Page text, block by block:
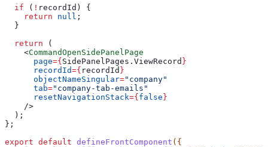
  if
( ! recordId ) {
    return
null ;
  }
  return
(
    <
CommandOpenSidePanelPage
      page
={ SidePanelPages . ViewRecord }
      recordId
={ recordId }
      objectNameSingular
="company"
      tab
="company-tab-emails"
      resetNavigationStack
={ false }
    />
  );
};
export default defineFrontComponent ({